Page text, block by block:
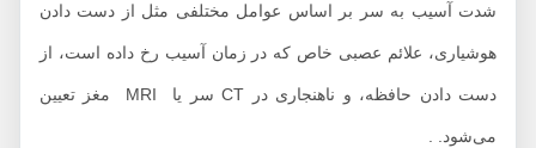
شدت آسیب به سر بر اساس عوامل مختلفی مثل از دست دادن
هوشیاری، علائم عصبی خاص که در زمان آسیب رخ داده است، از
دست دادن حافظه، و ناهنجاری در CT سر یا MRI مغز تعیین
می‌شود. .